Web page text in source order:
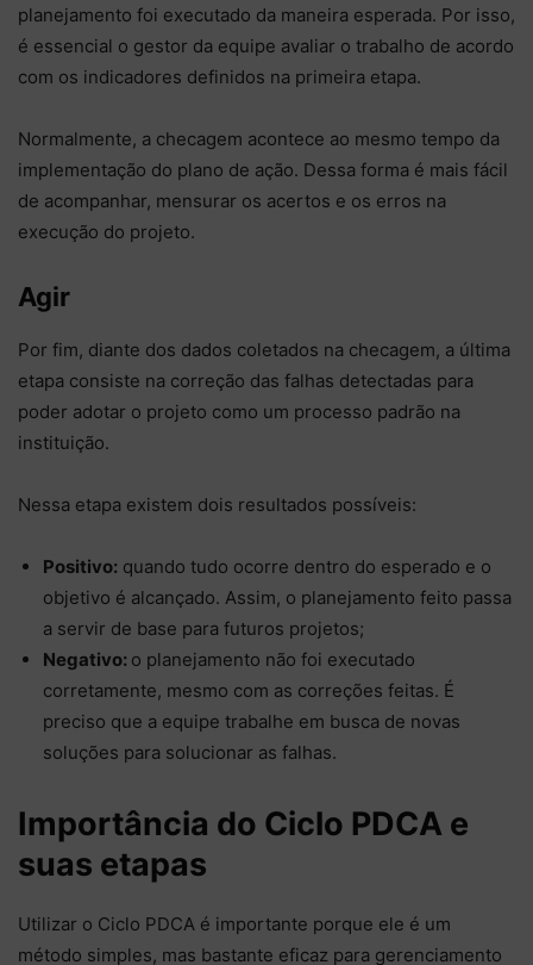
planejamento foi executado da maneira esperada. Por isso,
é essencial o gestor da equipe avaliar o trabalho de acordo
com os indicadores definidos na primeira etapa.
Normalmente, a checagem acontece ao mesmo tempo da
implementação do plano de ação. Dessa forma é mais fácil
de acompanhar, mensurar os acertos e os erros na
execução do projeto.
Agir
Por fim, diante dos dados coletados na checagem, a última
etapa consiste na correção das falhas detectadas para
poder adotar o projeto como um processo padrão na
instituição.
Nessa etapa existem dois resultados possíveis:
Positivo: quando tudo ocorre dentro do esperado e o
objetivo é alcançado. Assim, o planejamento feito passa
a servir de base para futuros projetos;
Negativo: o planejamento não foi executado
corretamente, mesmo com as correções feitas. É
preciso que a equipe trabalhe em busca de novas
soluções para solucionar as falhas.
Importância do Ciclo PDCA e
suas etapas
Utilizar o Ciclo PDCA é importante porque ele é um
método simples, mas bastante eficaz para gerenciamento